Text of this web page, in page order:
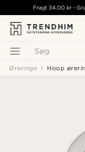
Søg
Fragt34,00 kr -
Øreringe Hoop